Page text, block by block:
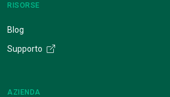
RISORSE
Blog
Supporto
AZIENDA